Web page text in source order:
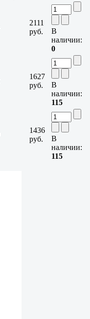
2111
руб.
В
наличии:
0
1627
руб.
В
наличии:
115
1436
руб.
В
наличии:
115